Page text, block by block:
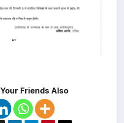
Friends Also